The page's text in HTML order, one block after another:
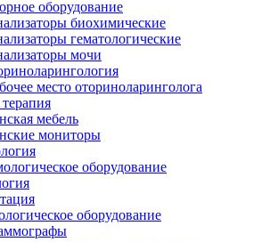
оборудование
биохимические
гематологические
мочи
место оториноларинголога
мебель
мониторы
оборудование
оборудование